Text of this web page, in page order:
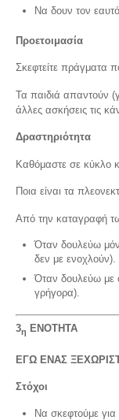
Να δουν τον
Προετοιμασία
Σκεφτείτε πράγματα
Τα παιδιά απαντούν
άλλες ασκήσεις τις
Δραστηριότητα
Καθόμαστε σε κύκλο
Ποια είναι τα
Από την καταγραφή
Όταν δουλεύω
δεν με ενοχλούν).
Όταν δουλεύω με
γρήγορα).
3η ΕΝΟΤΗΤΑ
ΕΓΩ ΕΝΑΣ
Στόχοι
Να σκεφτούμε για